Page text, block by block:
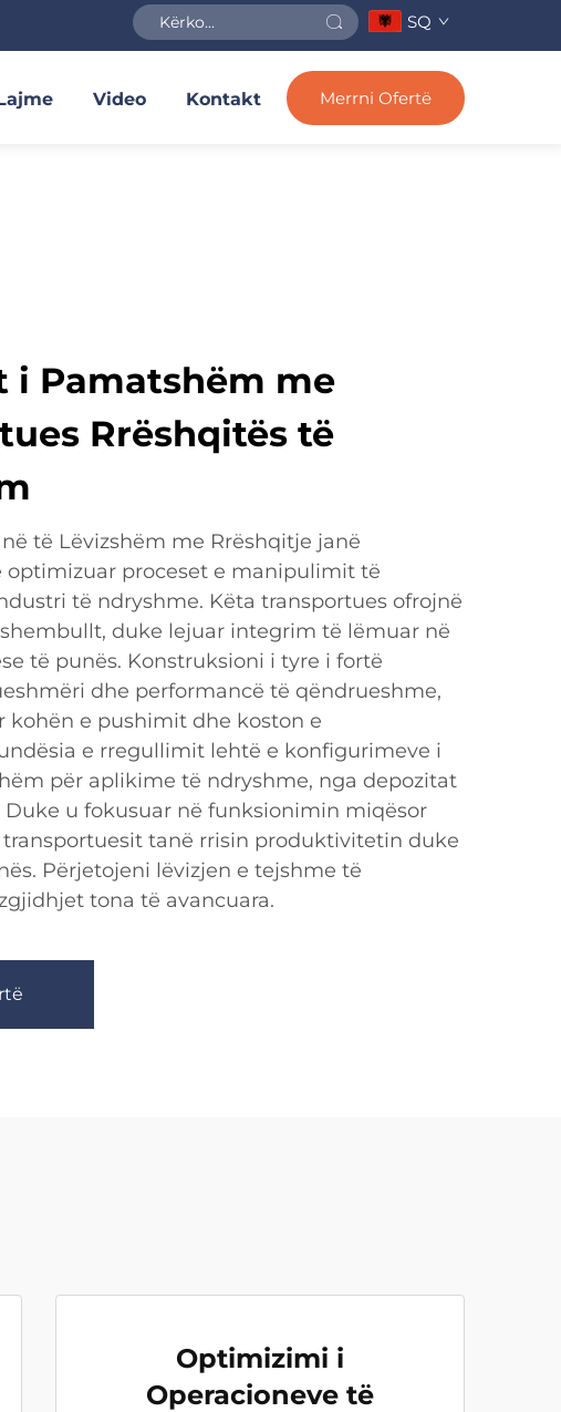
SQ
Video Kontakt Merrni Ofertë
i Pamatshëm me
Rrëshqitës të
të Lëvizshëm me Rrëshqitje janë
optimizuar proceset e manipulimit të
të ndryshme. Këta transportues ofrojnë
duke lejuar integrim të lëmuar në
të punës. Konstruksioni i tyre i fortë
dhe performancë të qëndrueshme,
kohën e pushimit dhe koston e
e rregullimit lehtë e konfigurimeve i
për aplikime të ndryshme, nga depozitat
u fokusuar në funksionimin miqësor
transportuesit tanë rrisin produktivitetin duke
Përjetojeni lëvizjen e tejshme të
tona të avancuara.
Optimizimi i
Operacioneve të